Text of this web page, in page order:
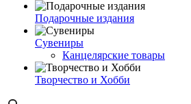
Подарочные издания
Сувениры
Канцелярские товары
Творчество и Хобби